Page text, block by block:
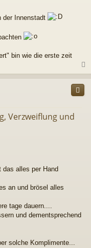
der Innenstadt
bin wie die erste zeit
a
Verzweiflung und
alles per Hand
an und brösel alles
tage dauern....
und dementsprechend
solche Komplimente...